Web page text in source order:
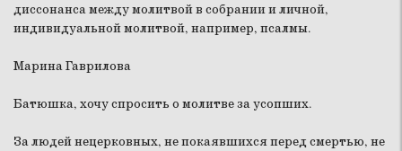
диссонанса между молитвой в собрании и личной,
индивидуальной молитвой, например, псалмы.
Марина Гаврилова
Батюшка, хочу спросить о молитве за усопших.
За людей нецерковных, не покаявшихся перед смертью, не